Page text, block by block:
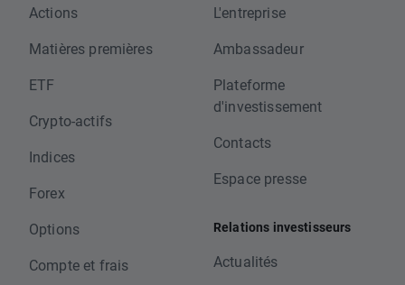
Actions
Matières premières
ETF
Crypto-actifs
Indices
Forex
Options
Compte et frais
L'entreprise
Ambassadeur
Plateforme
d'investissement
Contacts
Espace presse
Relations investisseurs
Actualités